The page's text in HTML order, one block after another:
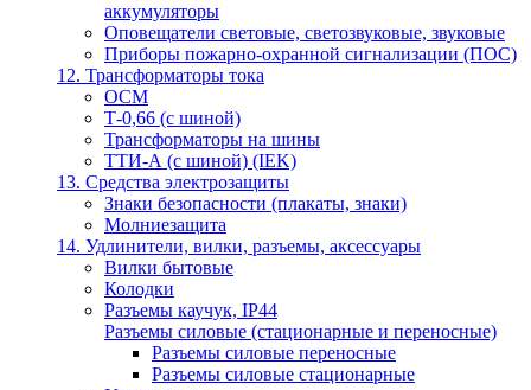
аккумуляторы
Оповещатели световые, светозвуковые, звуковые
Приборы пожарно-охранной сигнализации (ПОС)
12. Трансформаторы тока
ОСМ
Т-0,66 (с шиной)
Трансформаторы на шины
ТТИ-А (с шиной) (IEK)
13. Средства электрозащиты
Знаки безопасности (плакаты, знаки)
Молниезащита
14. Удлинители, вилки, разъемы, аксессуары
Вилки бытовые
Колодки
Разъемы каучук, IP44
Разъемы силовые (стационарные и переносные)
Разъемы силовые переносные
Разъемы силовые стационарные